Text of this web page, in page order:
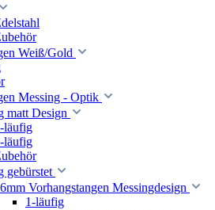
Weiß/Gold
Messing - Optik
matt Design
läufig
läufig
gebürstet
Vorhangstangen Messingdesign
1-läufig